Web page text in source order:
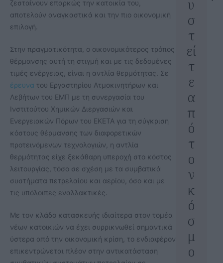
ζεσταίνουν επαρκώς την κατοικία του,
αποτελούν αναγκαστικά και την πιο οικονομική
επιλογή.
Στην πραγματικότητα, ο οικονομικότερος τρόπος
θέρμανσης αυτή τη στιγμή και με τις δεδομένες
τιμές ενέργειας, είναι η αντλία θερμότητας. Σε
έρευνα του Εργαστηρίου Ατμοκινητήρων και
Λεβήτων του ΕΜΠ με τη συνεργασία του
Ινστιτούτου Χημικών Διεργασιών και
Ενεργειακών Πόρων του ΕΚΕΤΑ για τη σύγκριση
κόστους θέρμανσης των διαφορετικών
προτεινόμενων τεχνολογιών, η αντλία
θερμότητας είχε ξεκάθαρη υπεροχή στο κόστος
λειτουργίας, τόσο σε σχέση με τα συμβατικά
συστήματα πετρελαίου και αερίου, όσο και με
τις υπόλοιπες εναλλακτικές.
Με τον κλάδο κατασκευής ιδιαίτερα στον τομέα
νέων κατοικιών να έχει συρρικνωθεί σημαντικά
ύστερα από την οικονομική κρίση, το ενδιαφέρον
επικεντρώνεται πλέον στην αντικατάσταση
υ
σ
τ
εί
τ
ε
α
π
ό
τ
ο
ν
κ
ό
σ
μ
ο